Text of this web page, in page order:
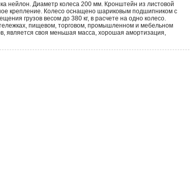
нейлон. Диаметр колеса 200 мм. Кронштейн из листовой
крепление. Колесо оснащено шариковым подшипником с
грузов весом до 380 кг, в расчете на одно колесо.
пищевом, торговом, промышленном и мебельном
является своя меньшая масса, хорошая амортизация,